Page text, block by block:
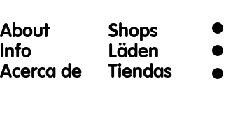
About
Info
Acerca de
Shops
Läden
Tiendas